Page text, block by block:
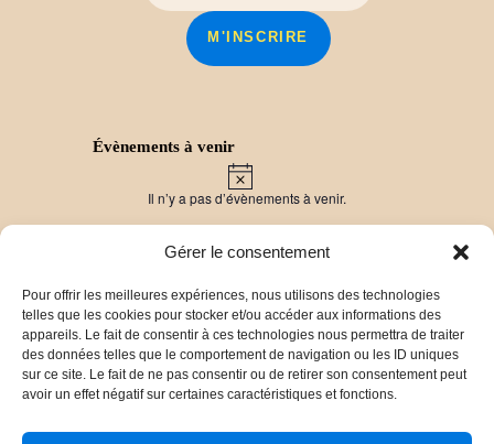
Gérer le consentement
Pour offrir les meilleures expériences, nous utilisons des technologies
telles que les cookies pour stocker et/ou accéder aux informations des
appareils. Le fait de consentir à ces technologies nous permettra de traiter
des données telles que le comportement de navigation ou les ID uniques
sur ce site. Le fait de ne pas consentir ou de retirer son consentement peut
avoir un effet négatif sur certaines caractéristiques et fonctions.
Évènements à venir
N
o
t
i
e
Il n’y a pas d’évènements à venir.
Derniers travaux
Vers un label « Pays d’Art et d’Histoire » pour
les Balcons du Dauphiné !
30 mars 2025
Chronique Ollivet : vers la publication d’un livre !
29 mars 2025
Panossas (38)
23 décembre 2024